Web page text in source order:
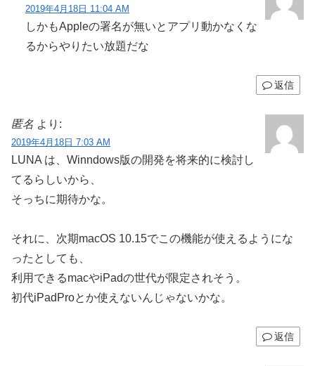
2019年4月18日 11:04 AM
しかもAppleの署名が無いとアプリ動かなくな
るからやりたい放題だな
返信
匿名 より:
2019年4月18日 7:03 AM
LUNA は、Winndows版の開発を将来的に検討し
てるらしいから、
そっちに期待かな。
それに、次期macOS 10.15でこの機能が使えるようにな
ったとしても、
利用できるmacやiPadの世代が限定されそう。
初代iPadProとか使えないんじゃないかな。
返信